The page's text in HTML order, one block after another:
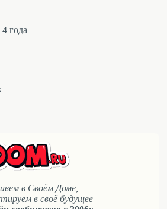
года
в Своём Доме,
в своё будущее